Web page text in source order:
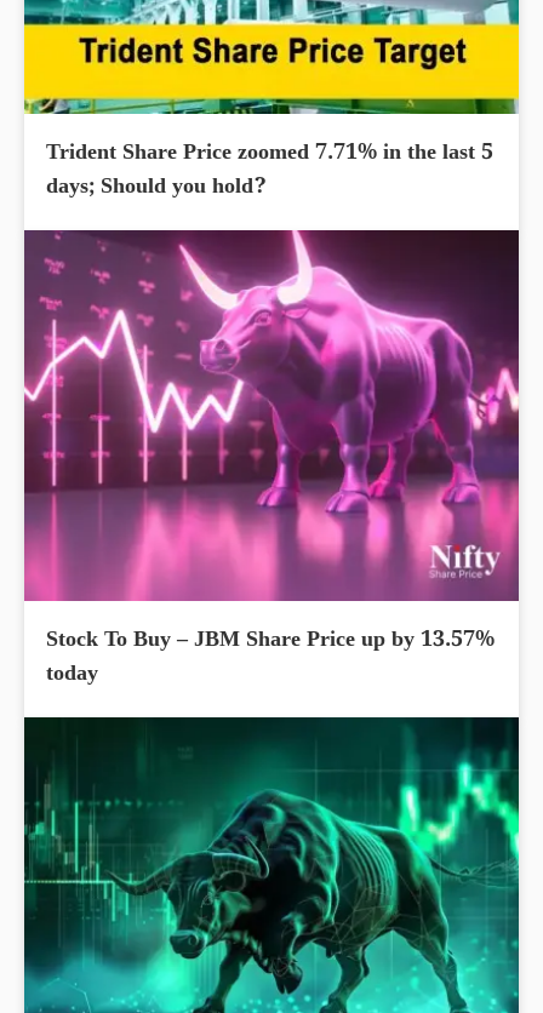
Trident Share Price zoomed 7.71% in the last 5
days; Should you hold?
Stock To Buy – JBM Share Price up by 13.57%
today